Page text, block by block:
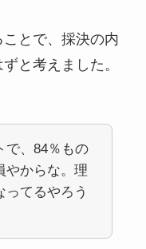
とで、採決の内
と考えました。
で、84％もの
やからな。理
ってるやろう